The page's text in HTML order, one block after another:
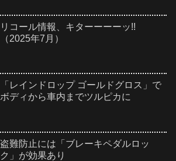
リコール情報、キターーーーッ!!
（2025年7月）
「レインドロップ ゴールドグロス」で
ボディから車内までツルピカに
盗難防止には「ブレーキペダルロッ
ク」が効果あり